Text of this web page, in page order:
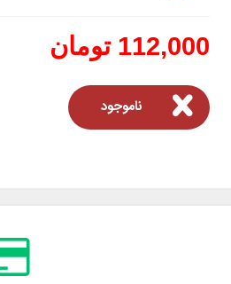
112,000 تومان
ناموجود